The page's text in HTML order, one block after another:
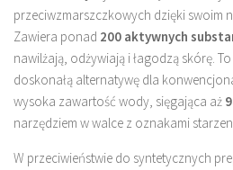
przeciwzmarszczkowych dzięki swoim
Zawiera ponad 200 aktywnych
nawilżają, odżywiają i łagodzą skórę.
doskonałą alternatywę dla
wysoka zawartość wody, sięgająca aż
narzędziem w walce z oznakami
W przeciwieństwie do syntetycznych